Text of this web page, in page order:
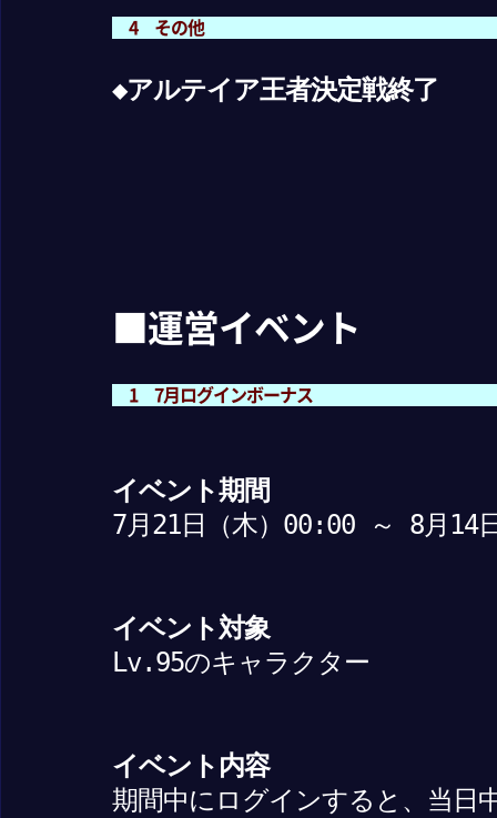
4 その他
◆アルテイア王者決定戦終了
■運営イベント
1 7月ログインボーナス
イベント期間
7月21日（木）00:00 ～ 8月14
イベント対象
Lv.95のキャラクター
イベント内容
期間中にログインすると、当日